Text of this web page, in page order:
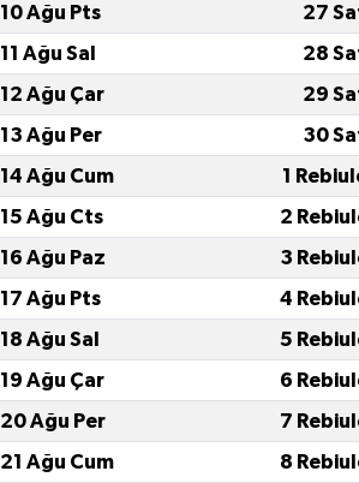
10 Ağu Pts
27
11 Ağu Sal
28
12 Ağu Çar
29
13 Ağu Per
30
14 Ağu Cum
1
15 Ağu Cts
2
16 Ağu Paz
3
17 Ağu Pts
4
18 Ağu Sal
5
19 Ağu Çar
6
20 Ağu Per
7
21 Ağu Cum
8